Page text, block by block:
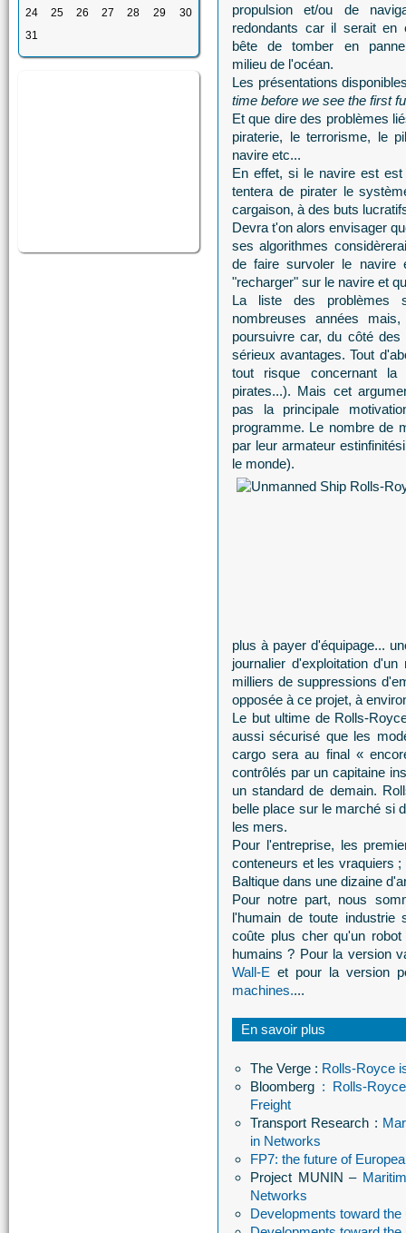
24
25 26 27 28 29
30
31
propulsion et/ou de
redondants car il serait en
bête de tomber en
milieu de l'océan.
Les présentations
time before we see the first
Et que dire des problèmes
piraterie, le terrorisme, le
navire etc...
En effet, si le navire est est
tentera de pirater le
cargaison, à des buts
Devra t'on alors envisager
ses algorithmes
de faire survoler le navire
"recharger" sur le navire et
La liste des problèmes
nombreuses années
poursuivre car, du côté des
sérieux avantages. Tout
tout risque concernant la
pirates...). Mais cet
pas la principale
programme. Le nombre de
par leur armateur
le monde).
plus à payer d'équipage...
journalier d'exploitation
milliers de suppressions
opposée à ce projet, à
Le but ultime de Rolls-
aussi sécurisé que les
cargo sera au final «
contrôlés par un capitaine
un standard de demain.
belle place sur le marché si
les mers.
Pour l'entreprise, les
conteneurs et les vraquiers
Baltique dans une dizaine
Pour notre part, nous
l'humain de toute industrie
coûte plus cher qu'un
humains ? Pour la version
Wall-E et pour la version
machines....
En savoir plus
The Verge : Rolls-Royce
Bloomberg : Rolls-
Freight
Transport Research :
in Networks
FP7: the future of
Project MUNIN –
Networks
Developments toward the